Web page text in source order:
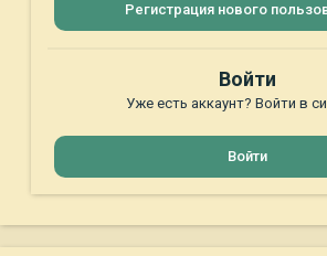
Регистрация нового
Войти
Уже есть аккаунт? Войти в
Войти